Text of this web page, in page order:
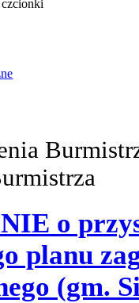
o
planu
(gm.